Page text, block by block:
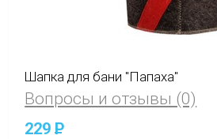
Шапка для бани "Папаха"
Вопросы и отзывы (0)
229P